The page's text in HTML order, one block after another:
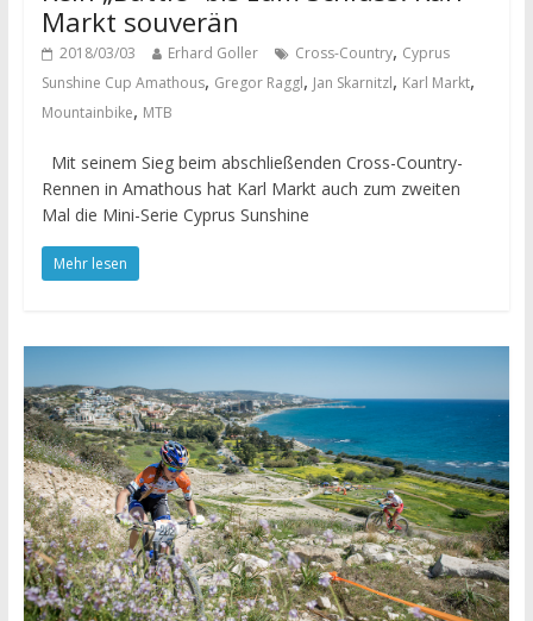
Markt souverän
2018/03/03 Erhard Goller Cross-Country, Cyprus
Sunshine Cup Amathous, Gregor Raggl, Jan Skarnitzl, Karl Markt,
Mountainbike, MTB
Mit seinem Sieg beim abschließenden Cross-Country-
Rennen in Amathous hat Karl Markt auch zum zweiten
Mal die Mini-Serie Cyprus Sunshine
Mehr lesen